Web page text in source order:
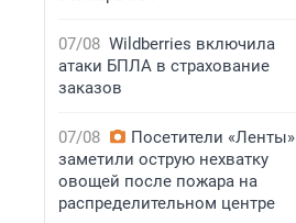
07/08 Wildberries включила
атаки БПЛА в страхование
заказов
07/08
Посетители «Ленты»
заметили острую нехватку
овощей после пожара на
распределительном центре